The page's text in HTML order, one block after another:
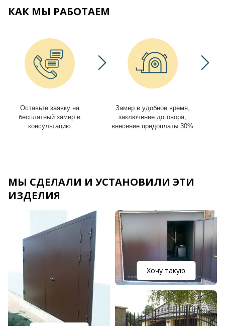
КАК МЫ РАБОТАЕМ
Оставьте заявку на
бесплатный замер и
консультацию
Замер в удобное время,
заключение договора,
внесение предоплаты 30%
МЫ СДЕЛАЛИ И УСТАНОВИЛИ ЭТИ
ИЗДЕЛИЯ
Хочу такую